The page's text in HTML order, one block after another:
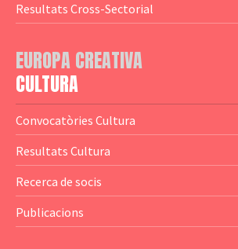
— Altres Guies
— Presentacions
— Estudis
Resultats Cross-Sectorial
EUROPA CREATIVA
CULTURA
Convocatòries Cultura
Resultats Cultura
Recerca de socis
Publicacions